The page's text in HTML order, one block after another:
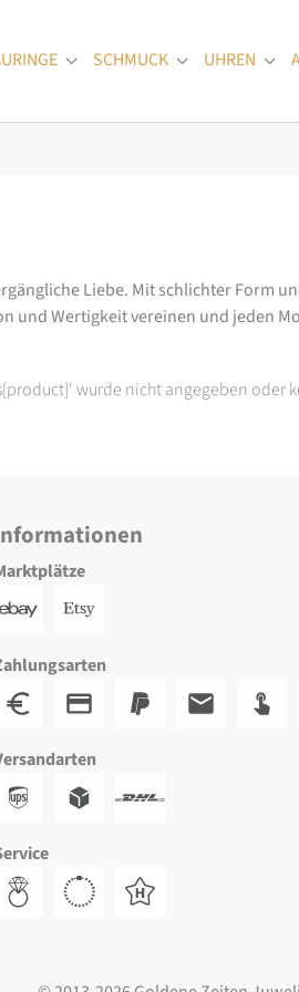
for "Verlobungsringe"
Submenu for "Trauringe"
SCHMUCK Submenu for
UHREN
Liebe. Mit schlichter Form
und Wertigkeit vereinen und jeden
wurde nicht angegeben